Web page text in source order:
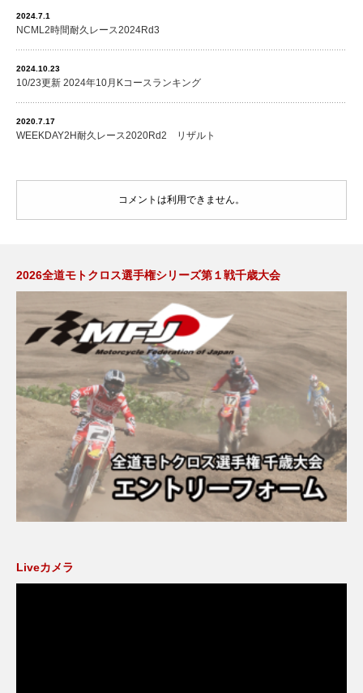
2024.7.1
NCML2時間耐久レース2024Rd3
2024.10.23
10/23更新 2024年10月Kコースランキング
2020.7.17
WEEKDAY2H耐久レース2020Rd2 リザルト
コメントは利用できません。
2026全道モトクロス選手権シリーズ第１戦千歳大会
Liveカメラ